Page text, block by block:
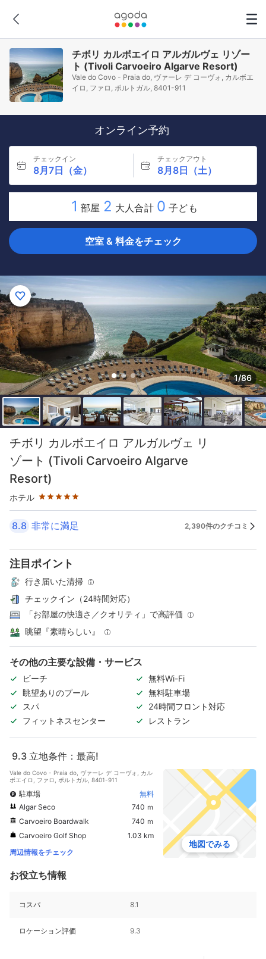
チボリ カルボエイロ アルガルヴェ リゾー
ト (Tivoli Carvoeiro Algarve Resort)
Vale do Covo - Praia do, ヴァーレ デ コーヴォ, カルボエ
イロ, ファロ, ポルトガル, 8401-911
オンライン予約
チェックイン
8月7日（金）
チェックアウト
8月8日（土）
1 部屋 2 大人合計 0 子ども
空室 & 料金をチェック
1/86
チボリ カルボエイロ アルガルヴェ リ
ゾート (Tivoli Carvoeiro Algarve
Resort)
ホテル
星評価 5つ星
8.8 非常に満足 2,390件のクチコミ
注目ポイント
行き届いた清掃
チェックイン（24時間対応）
「お部屋の快適さ／クオリティ」で高評価
眺望『素晴らしい』
その他の主要な設備・サービス
ビーチ
無料Wi-Fi
眺望ありのプール
無料駐車場
スパ
24時間フロント対応
フィットネスセンター
レストラン
9.3 立地条件：最高!
Vale do Covo - Praia do, ヴァーレ デ コーヴォ, カル
ボエイロ, ファロ, ポルトガル, 8401-911
駐車場
無料
Algar Seco
740 ｍ
Carvoeiro Boardwalk
740 ｍ
Carvoeiro Golf Shop
1.03 km
周辺情報をチェック
地図でみる
お役立ち情報
コスパ 8.1
ロケーション評価 9.3